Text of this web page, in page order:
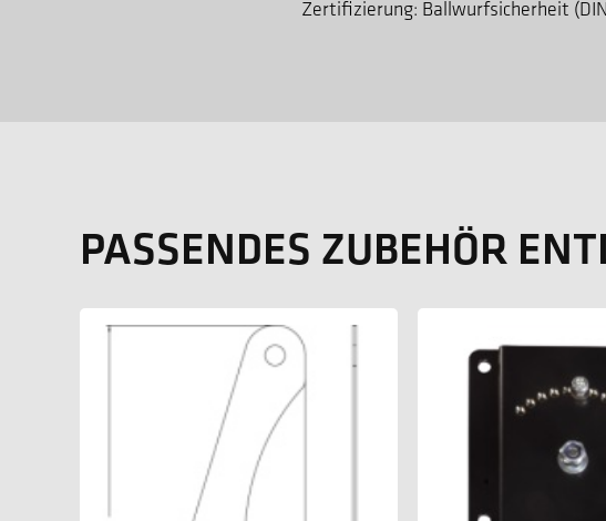
Zertifizierung: Ballwurfsicherheit
PASSENDES ZUBEHÖR